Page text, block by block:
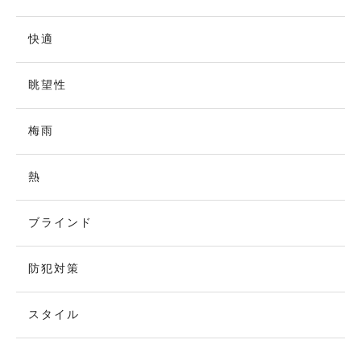
快適
眺望性
梅雨
熱
ブラインド
防犯対策
スタイル